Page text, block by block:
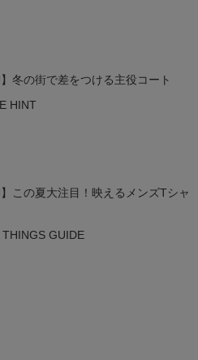
】冬の街で差をつける主役コート
HINT
】この夏大注目！映えるメンズTシャ
GUIDE